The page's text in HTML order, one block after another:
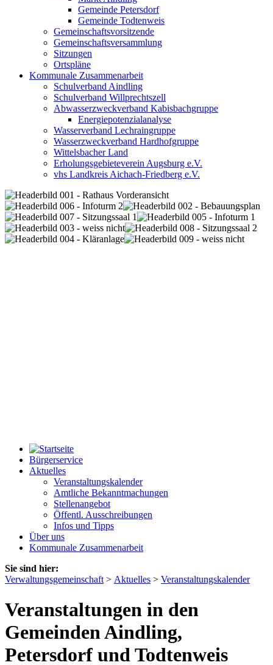
Gemeinde Petersdorf
Gemeinde Todtenweis
Gemeinschaftsvorsitzende
Gemeinschaftsversammlung
Sitzungen
Ortspläne
Kommunale Zusammenarbeit
Schulverband Aindling
Schulverband Willprechtszell
Abwasserzweckverband Kabisbachgruppe
Energiepotenzialanalyse
Wasserverband Lechraingruppe
Wasserzweckverband Hardhofgruppe
Wittelsbacher Land
Erholungsgebieteverein Augsburg e.V.
vhs Landkreis Aichach-Friedberg e.V.
Bürgerservice
Aktuelles
Veranstaltungskalender
Amtliche Bekanntmachungen
Stellenangebot
Öffentl. Ausschreibungen
Infos und Tipps
Über uns
Kommunale Zusammenarbeit
Sie sind hier:
Verwaltungsgemeinschaft > Aktuelles > Veranstaltungskalender
Veranstaltungen in den
Gemeinden Aindling,
Petersdorf und Todtenweis